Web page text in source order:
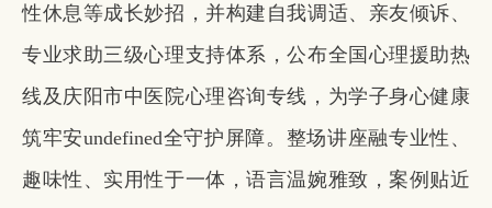
性休息等成长妙招，并构建自我调适、亲友倾诉、
专业求助三级心理支持体系，公布全国心理援助热
线及庆阳市中医院心理咨询专线，为学子身心健康
筑牢安undefined全守护屏障。整场讲座融专业性、
趣味性、实用性于一体，语言温婉雅致，案例贴近